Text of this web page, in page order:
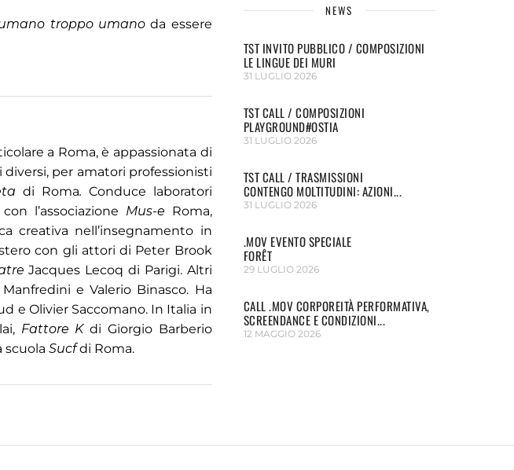
troppo umanoda essere
a Roma, è appassionata di
per amatori professionisti
di Roma. Conduce laboratori
l’associazione Mus-e Roma,
creativa nell’insegnamento in
con gli attori di Peter Brook
Jacques Lecoq di Parigi. Altri
e Valerio Binasco. Ha
e Olivier Saccomano. In Italia in
Fattore Kdi Giorgio Barberio
scuola Sucfdi Roma.
NEWS
TST INVITO PUBBLICO / COMPOSIZIONI
LE LINGUE DEI MURI
31 LUGLIO 2026
TST CALL / COMPOSIZIONI
PLAYGROUND#OSTIA
31 LUGLIO 2026
TST CALL / TRASMISSIONI
CONTENGO MOLTITUDINI: AZIONI...
31 LUGLIO 2026
.MOV EVENTO SPECIALE
FORÊT
29 LUGLIO 2026
CALL .MOV CORPOREITÀ PERFORMATIVA,
SCREENDANCE E CONDIZIONI...
12 MAGGIO 2026